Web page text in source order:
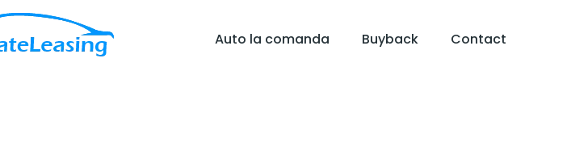
Auto la comanda Buyback Contact